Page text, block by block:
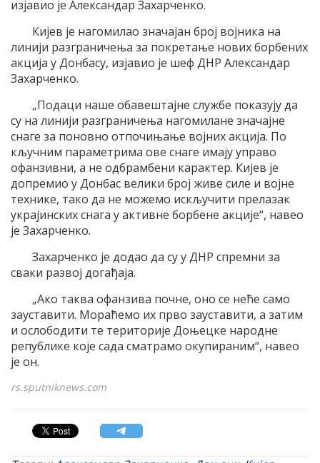
изјавио је Александар Захарченко.
Кијев је нагомилао значајан број војника на
линији разграничења за покретање нових борбених
акција у Донбасу, изјавио је шеф ДНР Александар
Захарченко.
„Подаци наше обавештајне службе показују да
су на линији разграничења нагомилане значајне
снаге за поновно отпочињање војних акција. По
кључним параметрима ове снаге имају управо
офанзивни, а не одбрамбени карактер. Кијев је
допремио у Донбас велики број живе силе и војне
технике, тако да не можемо искључити прелазак
украјинских снага у активне борбене акције“, навео
је Захарченко.
Захарченко је додао да су у ДНР спремни за
сваки развој догађаја.
„Ако таква офанзива почне, оно се неће само
зауставити. Мораћемо их прво зауставити, а затим
и ослободити те територије Доњецке народне
републике које сада сматрамо окупираним“, навео
је он.
rs.sputniknews.com